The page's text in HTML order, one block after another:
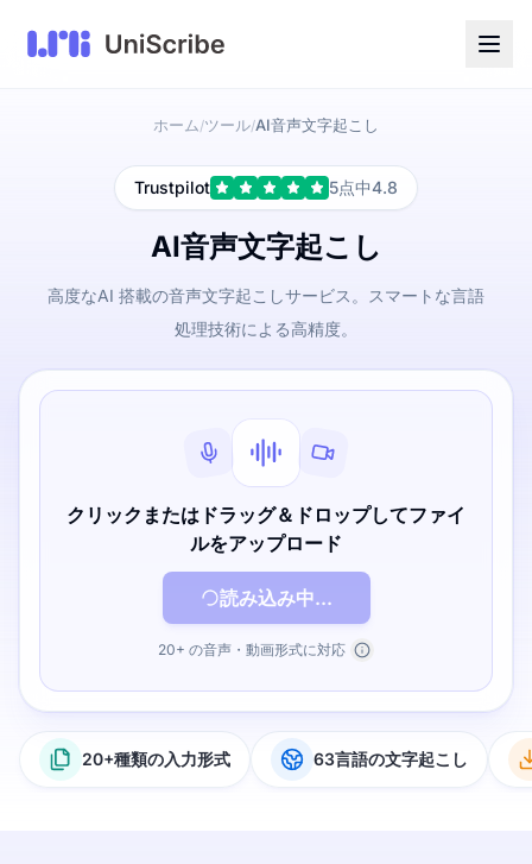
ホーム /ツール/AI音声文字起こし
Trustpilot 5点中4.8
AI音声文字起こし
高度なAI 搭載の音声文字起こしサービス。スマートな言語
処理技術による高精度。
クリックまたはドラッグ＆ドロップしてファイ
ルをアップロード
読み込み中...
20+ の音声・動画形式に対応
20+種類の入力形式 63言語の文字起こし